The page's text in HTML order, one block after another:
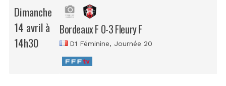
Dimanche
14 avril à
14h30
Bordeaux F 0-3 Fleury F
D1 Féminine, Journée 20